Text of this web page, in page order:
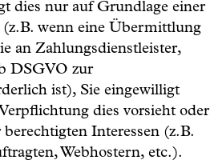
dies nur auf Grundlage einer
(z.B. wenn eine Übermittlung
an Zahlungsdienstleister,
DSGVO zur
ist), Sie eingewilligt
dies vorsieht oder
Interessen (z.B.
Webhostern, etc.).